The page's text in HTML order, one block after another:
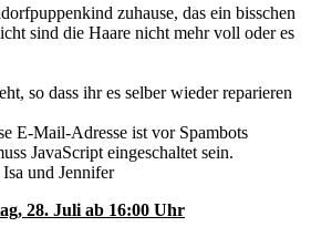
zuhause, das ein bisschen
sind die Haare nicht mehr voll oder es
so dass ihr es selber wieder reparieren
E-Mail-Adresse ist vor Spambots
JavaScript eingeschaltet sein.
und Jennifer
28. Juli ab 16:00 Uhr